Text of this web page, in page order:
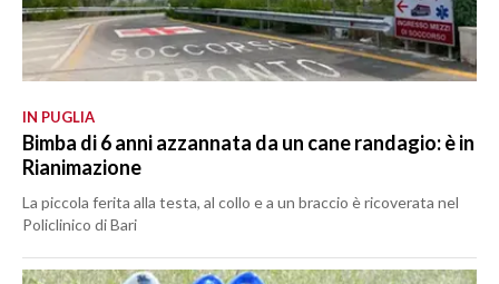
IN PUGLIA
Bimba di 6 anni azzannata da un cane randagio: è in
Rianimazione
La piccola ferita alla testa, al collo e a un braccio è ricoverata nel
Policlinico di Bari